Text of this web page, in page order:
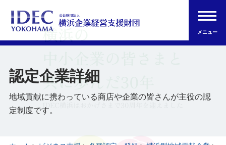
メニュー
認定企業詳細
地域貢献に携わっている商店や企業の皆さんが主役の認
定制度です。